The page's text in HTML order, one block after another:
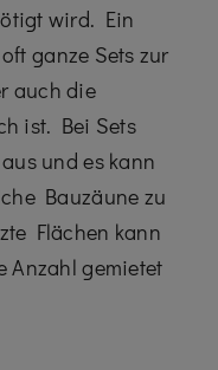
wird. Ein
ganze Sets zur
auch die
ist. Bei Sets
und es kann
Bauzäune zu
Flächen kann
Anzahl gemietet